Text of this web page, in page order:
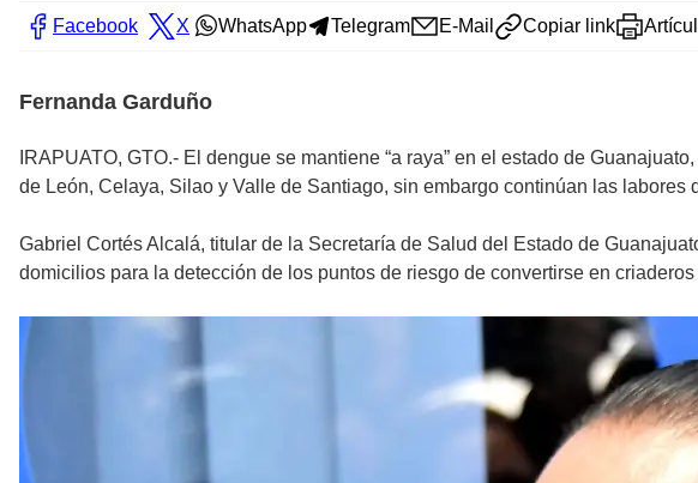
Facebook X WhatsApp Telegram E-Mail Copiar link
Fernanda Garduño
IRAPUATO, GTO.- El dengue se mantiene “a raya” en el estado de
de León, Celaya, Silao y Valle de Santiago, sin embargo continúan las
Gabriel Cortés Alcalá, titular de la Secretaría de Salud del Estado de
domicilios para la detección de los puntos de riesgo de convertirse en